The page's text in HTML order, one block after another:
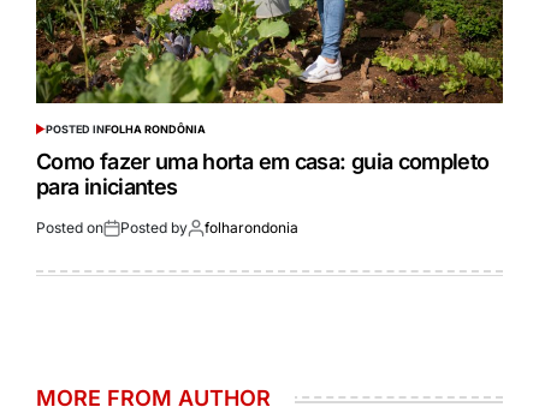
POSTED INFOLHA RONDÔNIA
Como fazer uma horta em casa: guia completo
para iniciantes
Posted on Posted by folharondonia
MORE FROM AUTHOR